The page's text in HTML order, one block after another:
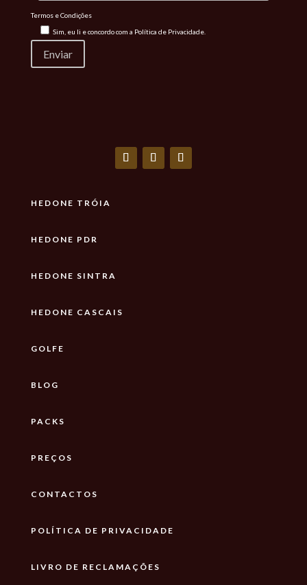
Termos e Condições
Sim, eu li e concordo com a Política de Privacidade.
HEDONE TRÓIA
HEDONE PDR
HEDONE SINTRA
HEDONE CASCAIS
GOLFE
BLOG
PACKS
PREÇOS
CONTACTOS
POLÍTICA DE PRIVACIDADE
LIVRO DE RECLAMAÇÕES